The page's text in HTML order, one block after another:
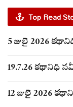
Top Read
5 జులై 2026
19.7.26 కథానిధి
12 జులై 2026